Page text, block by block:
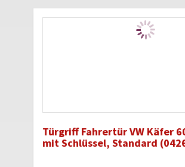
Türgriff Fahrertür VW Käfer
mit Schlüssel, Standard